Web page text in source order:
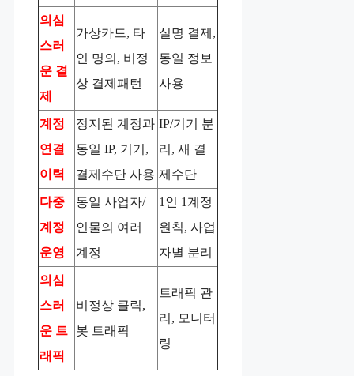
의심
스러
운 결
제
가상카드, 타
인 명의, 비정
상 결제패턴
실명 결제,
동일 정보
사용
계정
연결
이력
정지된 계정과
동일 IP, 기기,
결제수단 사용
IP/기기 분
리, 새 결
제수단
다중
계정
운영
동일 사업자/
인물의 여러
계정
1인 1계정
원칙, 사업
자별 분리
의심
스러
운 트
래픽
비정상 클릭,
봇 트래픽
트래픽 관
리, 모니터
링